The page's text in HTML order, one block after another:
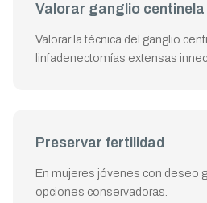
Valorar ganglio centinela
Valorar la técnica del ganglio
linfadenectomías extensas
Preservar fertilidad
En mujeres jóvenes con deseo
opciones conservadoras.